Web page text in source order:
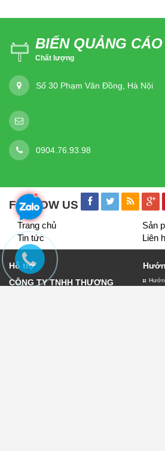
BIỂN QUẢNG CÁO
Chất lượng
Số 30 Phạm Văn Đồng, Hà Nội
0904.76.93.98
FOLLOW US
Trang chủ
Sản
Tin tức
Liên
Hỗ trợ
CÔNG TY TNHH THƯƠNG